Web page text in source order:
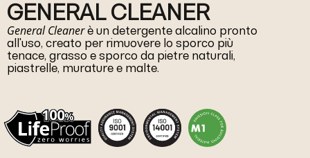
GENERAL CLEANER
General Cleanerè un detergente alcalino pronto
all'uso, creato per rimuovere lo sporco più
tenace, grasso e sporco da pietre naturali,
piastrelle, murature e malte.